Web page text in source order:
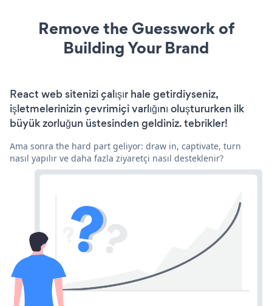
Remove the Guesswork of
Building Your Brand
React web sitenizi çalışır hale getirdiyseniz,
işletmelerinizin çevrimiçi varlığını oluştururken ilk
büyük zorluğun üstesinden geldiniz. tebrikler!
Ama sonra the hard part geliyor: draw in, captivate, turn
nasıl yapılır ve daha fazla ziyaretçi nasıl desteklenir?